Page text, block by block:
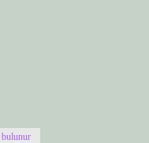
bulunur